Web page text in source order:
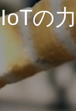
IoTの